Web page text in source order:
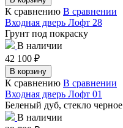
К сравнению В сравнении
Входная дверь Лофт 28
Грунт под покраску
В наличии
42 100 ₽
В корзину
К сравнению В сравнении
Входная дверь Лофт 01
Беленый дуб, стекло черное
В наличии